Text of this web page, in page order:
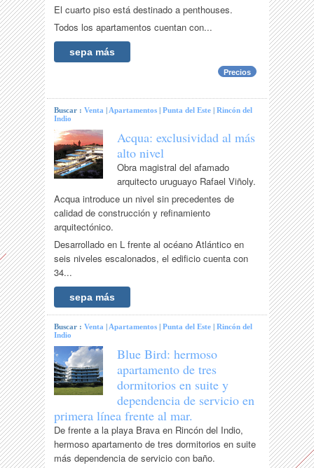
El cuarto piso está destinado a penthouses.
Todos los apartamentos cuentan con...
sepa más
Precios
Buscar :Venta | Apartamentos |Punta del Este |Rincón del
Indio
Acqua: exclusividad al más
alto nivel
Obra magistral del afamado
arquitecto uruguayo Rafael Viñoly.
Acqua introduce un nivel sin precedentes de
calidad de construcción y refinamiento
arquitectónico.
Desarrollado en L frente al océano Atlántico en
seis niveles escalonados, el edificio cuenta con
34...
sepa más
Buscar :Venta | Apartamentos |Punta del Este |Rincón del
Indio
Blue Bird: hermoso
apartamento de tres
dormitorios en suite y
dependencia de servicio en
primera línea frente al mar.
De frente a la playa Brava en Rincón del Indio,
hermoso apartamento de tres dormitorios en suite
más dependencia de servicio con baño.